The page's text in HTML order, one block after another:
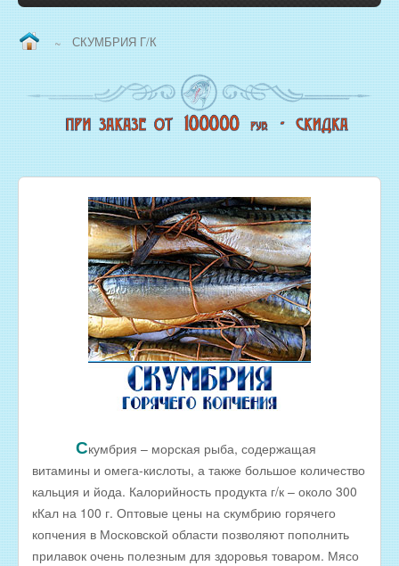
ВОПРОС/ОТВЕТ
НАША ПРОДУКЦИЯ
НОВЫЙ КОПТИЛЬНЫЙ ЦЕХ
ЖИВАЯ РЫБА
МОРЕПРОДУКТЫ
СОЛЕНАЯ РЫБА
КОПЧЕНАЯ РЫБА
ВЯЛЕНАЯ РЫБА
РЫБНЫЕ КОНСЕРВЫ
РЫБНЫЕ СТЕЙКИ ОПТОМ
ПРАЙС-ЛИСТЫ
ОПТОВИКАМ
Оптовые цены на РЫБНЫЕ КОНСЕРВЫ
~ СКУМБРИЯ Г/К
Скумбрия – морская рыба, содержащая
витамины и омега-кислоты, а также большое количество
кальция и йода. Калорийность продукта г/к – около 300
кКал на 100 г. Оптовые цены на скумбрию горячего
копчения в Московской области позволяют пополнить
прилавок очень полезным для здоровья товаром. Мясо